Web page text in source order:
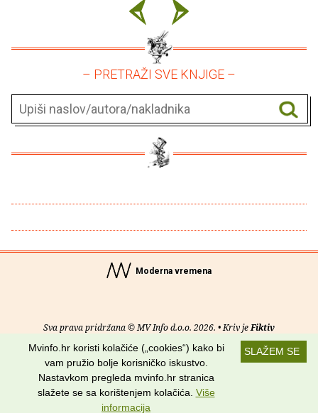
– PRETRAŽI SVE KNJIGE –
Moderna vremena
Sva prava pridržana © MV Info d.o.o. 2026. • Kriv jeFiktiv
O nama• Pomoć• Uvjeti korištenja•RSS kanali
Potraži nas na:
SLAŽEM SE
Mvinfo.hr koristi kolačiće („cookies“) kako bi
vam pružio bolje korisničko iskustvo.
Nastavkom pregleda mvinfo.hr stranica
slažete se sa korištenjem kolačića. Više
informacija